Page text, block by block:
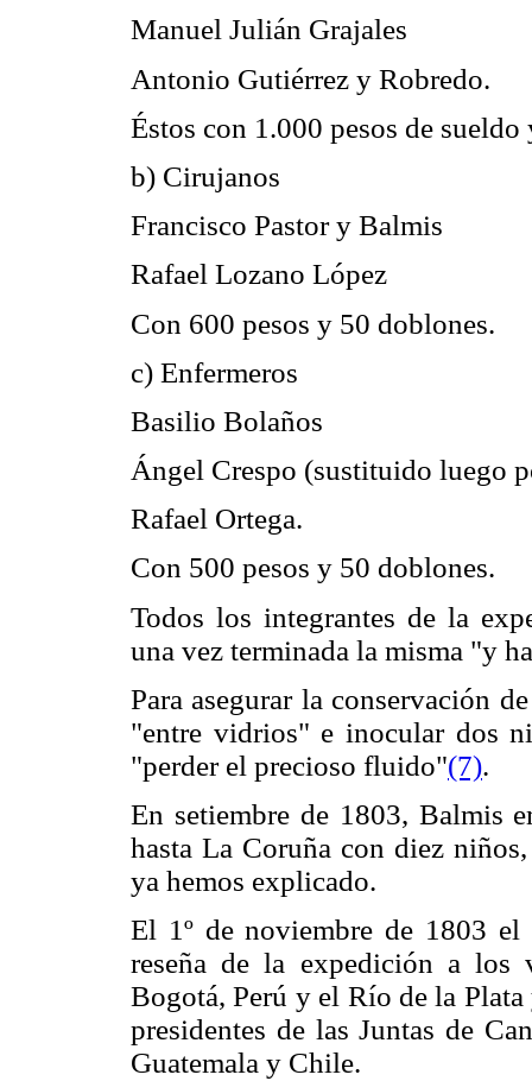
Manuel Julián Grajales
Antonio Gutiérrez y Robredo.
Éstos con 1.000 pesos de
b) Cirujanos
Francisco Pastor y Balmis
Rafael Lozano López
Con 600 pesos y 50 doblones.
c) Enfermeros
Basilio Bolaños
Ángel Crespo (sustituido luego
Rafael Ortega.
Con 500 pesos y 50 doblones.
Todos los integrantes de la
una vez terminada la misma "y
Para asegurar la conservación
"entre vidrios" e inocular dos
"perder el precioso fluido"(7).
En setiembre de 1803, Balmis
hasta La Coruña con diez
ya hemos explicado.
El 1º de noviembre de 1803 el
reseña de la expedición a los
Bogotá, Perú y el Río de la
presidentes de las Juntas de
Guatemala y Chile.